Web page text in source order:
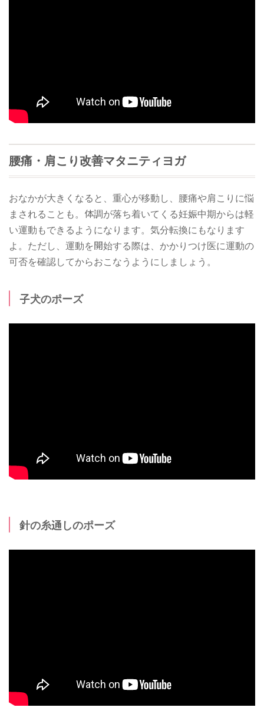
腰痛・肩こり改善マタニティヨガ
おなかが大きくなると、重心が移動し、腰痛や肩こりに悩
まされることも。体調が落ち着いてくる妊娠中期からは軽
い運動もできるようになります。気分転換にもなります
よ。ただし、運動を開始する際は、かかりつけ医に運動の
可否を確認してからおこなうようにしましょう。
子犬のポーズ
針の糸通しのポーズ